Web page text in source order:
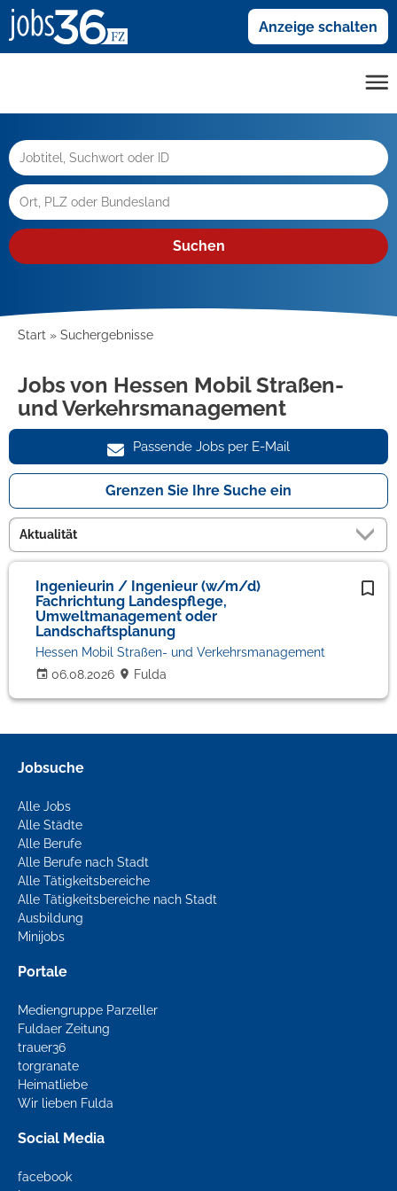
Anzeige schalten
Suchen
Start Suchergebnisse
Jobs von Hessen Mobil Straßen-
und Verkehrsmanagement
Passende Jobs per E-Mail
Grenzen Sie Ihre Suche ein
Ingenieurin / Ingenieur (w/m/d)
Fachrichtung Landespflege,
Umweltmanagement oder
Landschaftsplanung
06.08.2026
Hessen Mobil Straßen- und Verkehrsmanagement
Fulda
Jobsuche
Alle Jobs
Alle Städte
Alle Berufe
Alle Berufe nach Stadt
Alle Tätigkeitsbereiche
Alle Tätigkeitsbereiche nach Stadt
Ausbildung
Minijobs
Portale
Mediengruppe Parzeller
Fuldaer Zeitung
trauer36
torgranate
Heimatliebe
Wir lieben Fulda
Social Media
facebook